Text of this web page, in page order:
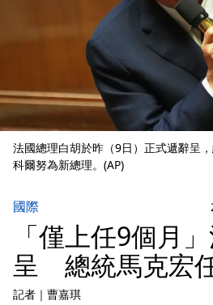
法國總理白胡於昨（9日）正式遞辭呈
科爾努為新總理。(AP)
國際
「僅上任9個月
呈 總統馬克宏
記者 ｜ 曹嘉琪